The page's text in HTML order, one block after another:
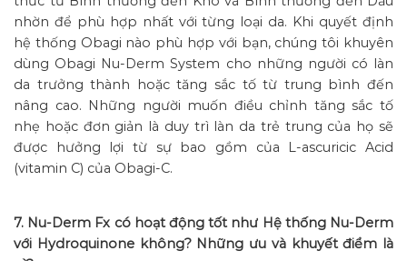
nhờn để phù hợp nhất với từng loại da. Khi quyết định
hệ thống Obagi nào phù hợp với bạn, chúng tôi khuyên
dùng Obagi Nu-Derm System cho những người có làn
da trưởng thành hoặc tăng sắc tố từ trung bình đến
nâng cao. Những người muốn điều chỉnh tăng sắc tố
nhẹ hoặc đơn giản là duy trì làn da trẻ trung của họ sẽ
được hưởng lợi từ sự bao gồm của L-ascuricic Acid
(vitamin C) của Obagi-C.
7. Nu-Derm Fx có hoạt động tốt như Hệ thống Nu-Derm
với Hydroquinone không? Những ưu và khuyết điểm là